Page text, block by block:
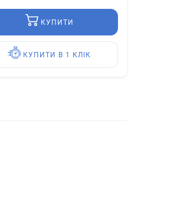
КУПИТИ
КУПИТИ В 1 КЛІК